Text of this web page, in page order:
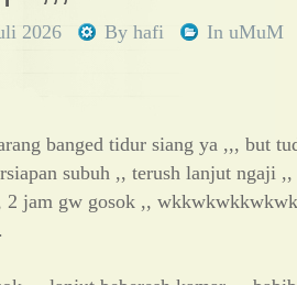
2026 By hafi In uMuM
banged tidur siang ya ,,, but
subuh ,, terush lanjut ngaji
2 jam gw gosok ,,